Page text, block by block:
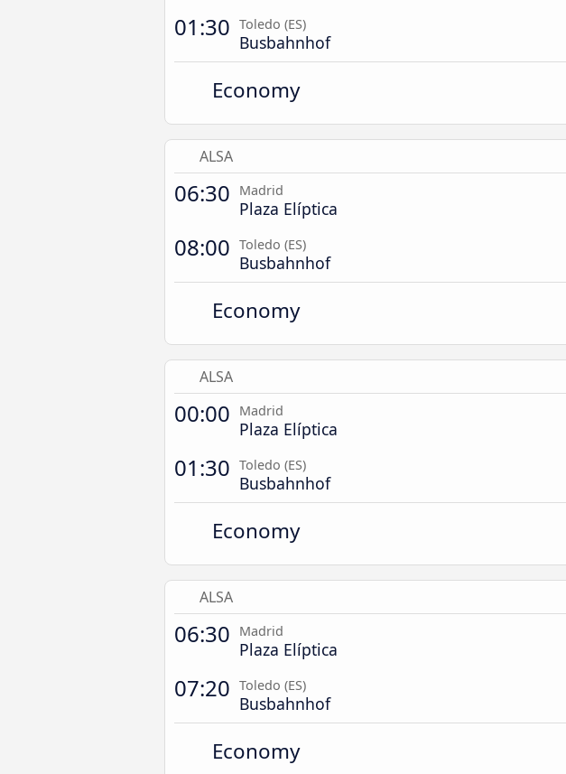
01:30 Toledo (ES)
Busbahnhof
Economy
ALSA
06:30 Madrid
Plaza Elíptica
08:00 Toledo (ES)
Busbahnhof
Economy
ALSA
00:00 Madrid
Plaza Elíptica
01:30 Toledo (ES)
Busbahnhof
Economy
ALSA
06:30 Madrid
Plaza Elíptica
07:20 Toledo (ES)
Busbahnhof
Economy